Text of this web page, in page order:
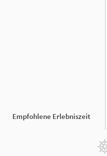
Empfohlene Erlebniszeit